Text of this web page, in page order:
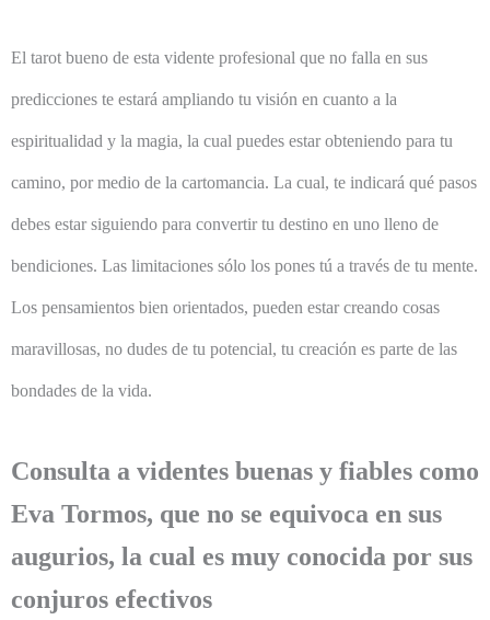
El tarot bueno de esta vidente profesional que no falla en sus
predicciones te estará ampliando tu visión en cuanto a la
espiritualidad y la magia, la cual puedes estar obteniendo para tu
camino, por medio de la cartomancia. La cual, te indicará qué pasos
debes estar siguiendo para convertir tu destino en uno lleno de
bendiciones. Las limitaciones sólo los pones tú a través de tu mente.
Los pensamientos bien orientados, pueden estar creando cosas
maravillosas, no dudes de tu potencial, tu creación es parte de las
bondades de la vida.
Consulta a videntes buenas y fiables como
Eva Tormos, que no se equivoca en sus
augurios, la cual es muy conocida por sus
conjuros efectivos